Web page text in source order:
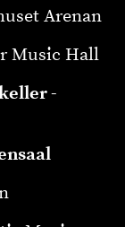
Arenan
Music Hall
-